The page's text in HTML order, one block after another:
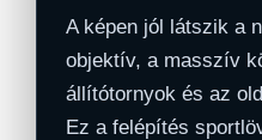
A képen jól látszik a
objektív, a masszív
állítótornyok és az
Ez a felépítés